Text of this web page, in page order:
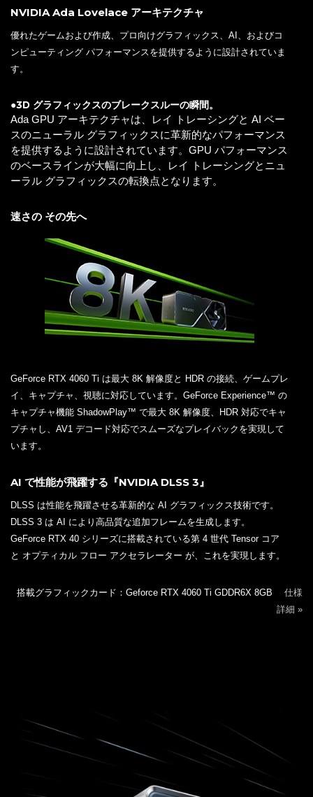
NVIDIA Ada Lovelace アーキテクチャ
優れたゲームおよび作成、プロ向けグラフィックス、AI、およびコ
ンピューティング パフォーマンスを提供するように設計されていま
す。
●3D グラフィックスのブレークスルーの瞬間。
Ada GPU アーキテクチャは、レイ トレーシングと AI ベー
スのニューラル グラフィックスに革新的なパフォーマンス
を提供するように設計されています。GPU パフォーマンス
のベースラインが大幅に向上し、レイ トレーシングとニュ
ーラル グラフィックスの転換点となります。
速さの その先へ
GeForce RTX 4060 Ti は最大 8K 解像度と HDR の接続、ゲームプレ
イ、キャプチャ、視聴に対応しています。GeForce Experience™ の
キャプチャ機能 ShadowPlay™ で最大 8K 解像度、HDR 対応でキャ
プチャし、AV1 デコード対応でスムーズなプレイバックを実現して
います。
AI で性能が飛躍する『NVIDIA DLSS 3』
DLSS は性能を飛躍させる革新的な AI グラフィックス技術です。
DLSS 3 は AI により高品質な追加フレームを生成します。
GeForce RTX 40 シリーズに搭載されている第 4 世代 Tensor コア
と オプティカル フロー アクセラレーター が、これを実現します。
搭載グラフィックカード：Geforce RTX 4060 Ti GDDR6X 8GB 仕様
詳細 »